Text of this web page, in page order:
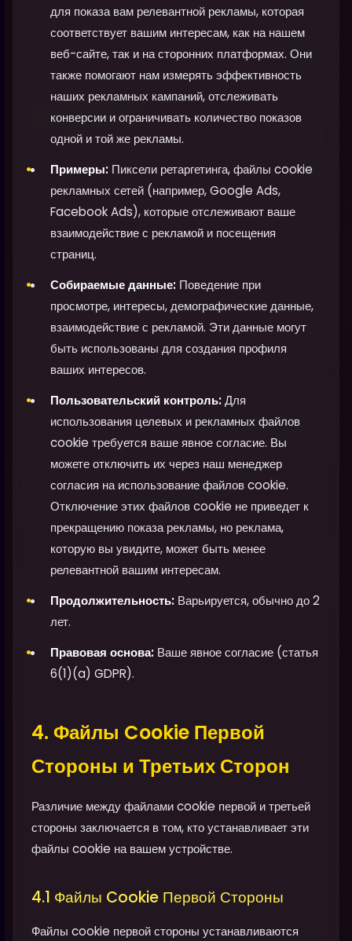
для показа вам релевантной рекламы, которая
соответствует вашим интересам, как на нашем
веб-сайте, так и на сторонних платформах. Они
также помогают нам измерять эффективность
наших рекламных кампаний, отслеживать
конверсии и ограничивать количество показов
одной и той же рекламы.
Примеры: Пиксели ретаргетинга, файлы cookie
рекламных сетей (например, Google Ads,
Facebook Ads), которые отслеживают ваше
взаимодействие с рекламой и посещения
страниц.
Собираемые данные: Поведение при
просмотре, интересы, демографические данные,
взаимодействие с рекламой. Эти данные могут
быть использованы для создания профиля
ваших интересов.
Пользовательский контроль:Для
использования целевых и рекламных файлов
cookie требуется ваше явное согласие. Вы
можете отключить их через наш менеджер
согласия на использование файлов cookie.
Отключение этих файлов cookie не приведет к
прекращению показа рекламы, но реклама,
которую вы увидите, может быть менее
релевантной вашим интересам.
Продолжительность: Варьируется, обычно до 2
лет.
Правовая основа: Ваше явное согласие (статья
6(1)(a) GDPR).
4. Файлы Cookie Первой
Стороны и Третьих Сторон
Различие между файлами cookie первой и третьей
стороны заключается в том, кто устанавливает эти
файлы cookie на вашем устройстве.
4.1 Файлы Cookie Первой Стороны
Файлы cookie первой стороны устанавливаются